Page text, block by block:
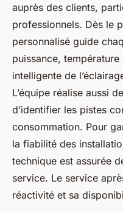
auprès des clients,
professionnels. Dès le
personnalisé guide
puissance,
intelligente de
L’équipe réalise aussi
d’identifier les pistes
consommation. Pour
la fiabilité des
technique est assurée
service. Le service
réactivité et sa